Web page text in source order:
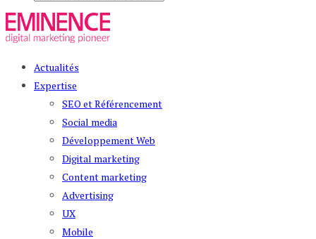
Actualités
Expertise
SEO et Référencement
Social media
Développement Web
Digital marketing
Content marketing
Advertising
UX
Mobile